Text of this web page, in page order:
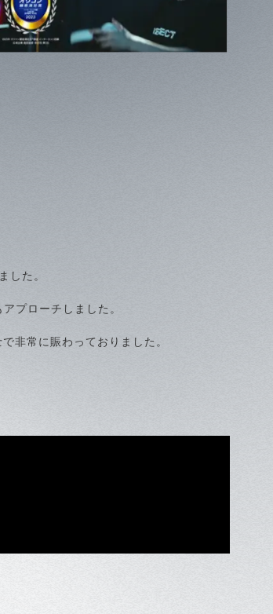
した。
プローチしました。
非常に賑わっておりました。